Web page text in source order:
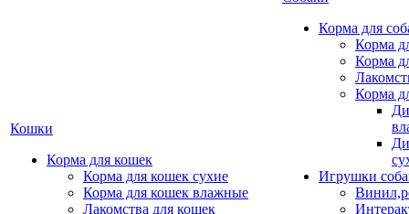
Кошки
Корма для кошек
Корма для кошек сухие
Корма для кошек влажные
Лакомства для кошек
Корма для
Корма
Корма
Корма
Игрушки